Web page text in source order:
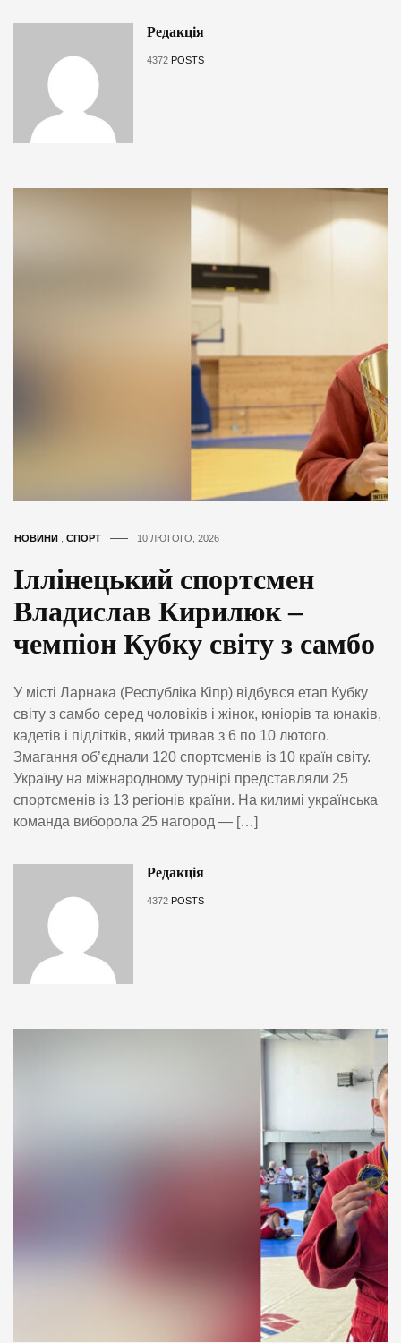
Редакція
4372 POSTS
НОВИНИ СПОРТ 10 ЛЮТОГО, 2026
Іллінецький спортсмен
Владислав Кирилюк –
чемпіон Кубку світу з самбо
У місті Ларнака (Республіка Кіпр) відбувся етап Кубку
світу з самбо серед чоловіків і жінок, юніорів та юнаків,
кадетів і підлітків, який тривав з 6 по 10 лютого.
Змагання об’єднали 120 спортсменів із 10 країн світу.
Україну на міжнародному турнірі представляли 25
спортсменів із 13 регіонів країни. На килимі українська
команда виборола 25 нагород — […]
Редакція
4372 POSTS